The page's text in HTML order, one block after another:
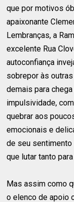
que por motivos
apaixonante
Lembranças, a
excelente Rua
autoconfiança
sobrepor às
demais para
impulsividade,
quebrar aos
emocionais e
de seu
que lutar tanto
Mas assim como
o elenco de apoio